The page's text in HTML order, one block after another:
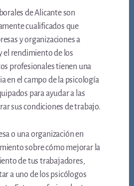
de Alicante son
cualificados que
y organizaciones a
el rendimiento de los
profesionales tienen una
en el campo de la psicología
para ayudar a las
sus condiciones de trabajo.
o una organización en
sobre cómo mejorar la
de tus trabajadores,
a uno de los psicólogos